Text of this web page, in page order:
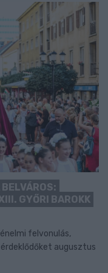
GYŐRI BAROKK
felvonulás,
augusztus